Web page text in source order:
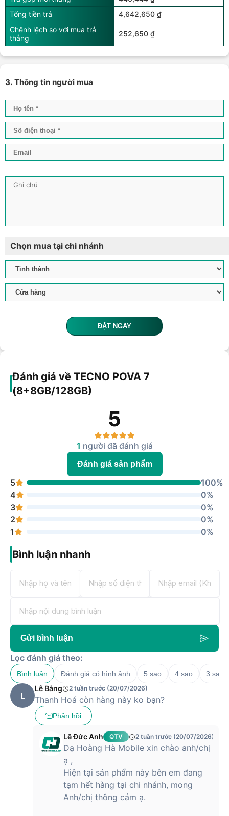
Tổng tiền trả
4,642,650 ₫
Chênh lệch so với mua trả
thẳng
252,650 ₫
3. Thông tin người mua
Chọn mua tại chi nhánh
ĐẶT NGAY
Đánh giá về TECNO POVA 7
(8+8GB/128GB)
5
1 người đã đánh giá
Đánh giá sản phẩm
5
100%
4
0%
3
0%
2
0%
1
0%
Bình luận nhanh
Gửi bình luận
Lọc đánh giá theo:
Bình luận Đánh giá có hình ảnh 5 sao 4 sao 3 sao
L
Lê Bằng 2 tuần trước (20/07/2026)
Thanh Hoá còn hàng này ko bạn?
Phản hồi
Lê Đức Anh QTV 2 tuần trước (20/07/2026)
Dạ Hoàng Hà Mobile xin chào anh/chị
ạ ,
Hiện tại sản phẩm này bên em đang
tạm hết hàng tại chi nhánh, mong
Anh/chị thông cảm ạ.